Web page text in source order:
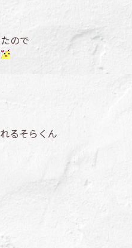
ので
るそらくん